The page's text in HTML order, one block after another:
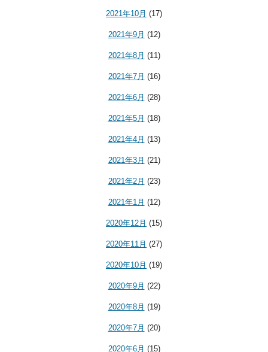
2021年10月 (17)
2021年9月 (12)
2021年8月 (11)
2021年7月 (16)
2021年6月 (28)
2021年5月 (18)
2021年4月 (13)
2021年3月 (21)
2021年2月 (23)
2021年1月 (12)
2020年12月 (15)
2020年11月 (27)
2020年10月 (19)
2020年9月 (22)
2020年8月 (19)
2020年7月 (20)
2020年6月 (15)